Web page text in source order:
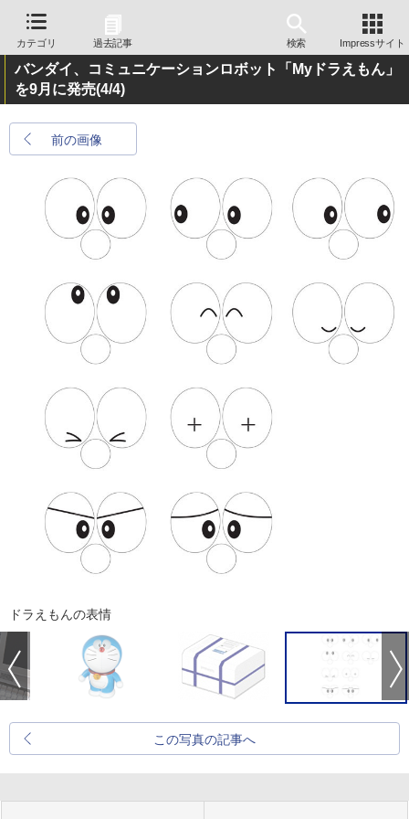
カテゴリ 過去記事 検索 Impressサイト
バンダイ、コミュニケーションロボット「Myドラえもん」
を9月に発売(4/4)
前の画像
ドラえもんの表情
この写真の記事へ